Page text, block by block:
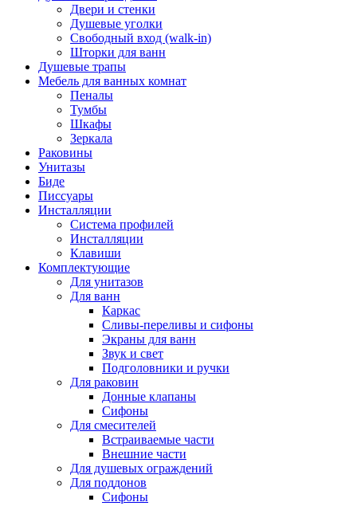
Двери и стенки
Душевые уголки
Свободный вход (walk-in)
Шторки для ванн
Душевые трапы
Мебель для ванных комнат
Пеналы
Тумбы
Шкафы
Зеркала
Раковины
Унитазы
Биде
Писсуары
Инсталляции
Система профилей
Инсталляции
Клавиши
Комплектующие
Для унитазов
Для ванн
Каркас
Сливы-переливы и сифоны
Экраны для ванн
Звук и свет
Подголовники и ручки
Для раковин
Донные клапаны
Сифоны
Для смесителей
Встраиваемые части
Внешние части
Для душевых ограждений
Для поддонов
Сифоны